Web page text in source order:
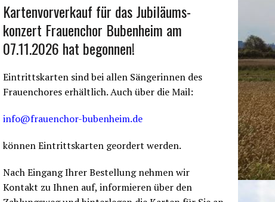
Kartenvorverkauf für das Jubiläums-
konzert Frauenchor Bubenheim am
07.11.2026 hat begonnen!
Eintrittskarten sind bei allen Sängerinnen des
Frauenchores erhältlich. Auch über die Mail:
info@frauenchor-bubenheim.de
können Eintrittskarten geordert werden.
Nach Eingang Ihrer Bestellung nehmen wir
Kontakt zu Ihnen auf, informieren über den